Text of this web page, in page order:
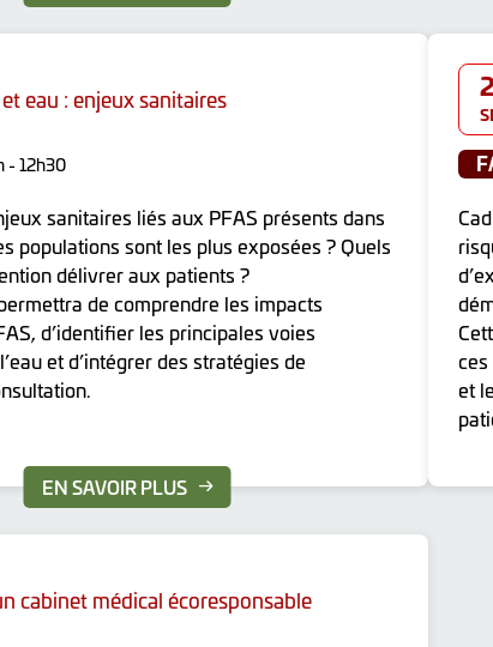
eau : enjeux sanitaires
- 12h30
sanitaires liés aux PFAS présents dans
populations sont les plus exposées ? Quels
délivrer aux patients ?
de comprendre les impacts
d’identifier les principales voies
et d’intégrer des stratégies de
EN SAVOIR PLUS
et
cabinet médical écoresponsable